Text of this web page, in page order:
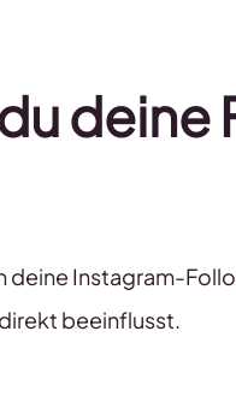
deine
deine Instagram-
beeinflusst.